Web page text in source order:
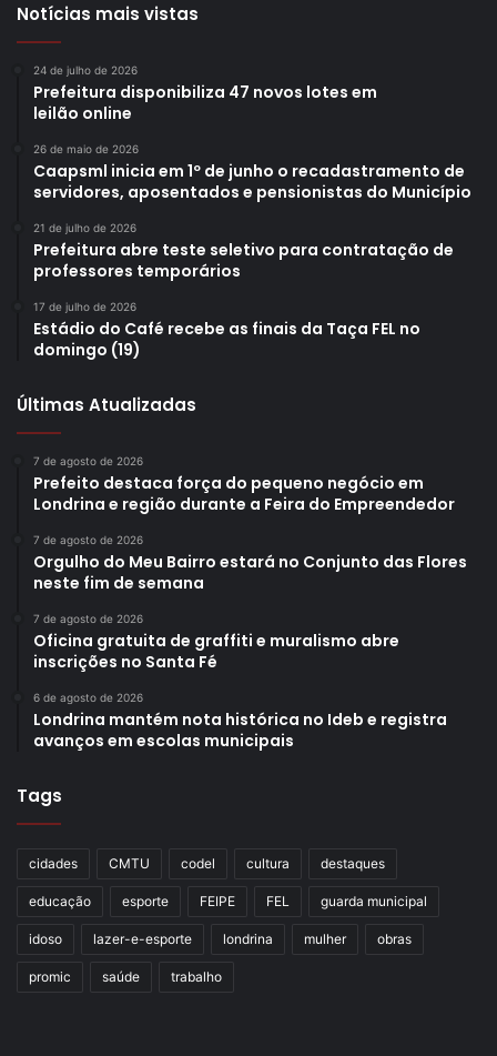
Notícias mais vistas
24 de julho de 2026
Prefeitura disponibiliza 47 novos lotes em
leilão online
26 de maio de 2026
Caapsml inicia em 1º de junho o recadastramento de
servidores, aposentados e pensionistas do Município
21 de julho de 2026
Prefeitura abre teste seletivo para contratação de
professores temporários
17 de julho de 2026
Estádio do Café recebe as finais da Taça FEL no
domingo (19)
Últimas Atualizadas
7 de agosto de 2026
Prefeito destaca força do pequeno negócio em
Londrina e região durante a Feira do Empreendedor
7 de agosto de 2026
Orgulho do Meu Bairro estará no Conjunto das Flores
neste fim de semana
7 de agosto de 2026
Oficina gratuita de graffiti e muralismo abre
inscrições no Santa Fé
6 de agosto de 2026
Londrina mantém nota histórica no Ideb e registra
avanços em escolas municipais
Tags
cidades CMTU codel cultura destaques
educação esporte FEIPE FEL guarda municipal
idoso lazer-e-esporte londrina mulher obras
promic saúde trabalho